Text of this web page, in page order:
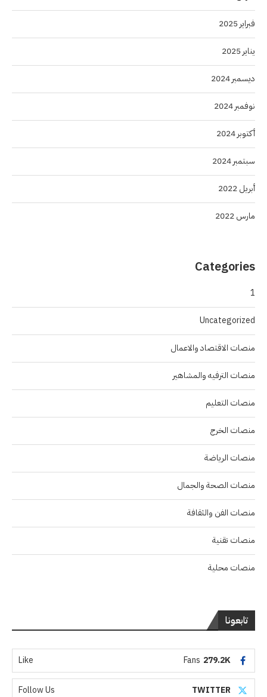
فبراير 2025
يناير 2025
ديسمبر 2024
نوفمبر 2024
أكتوبر 2024
سبتمبر 2024
أبريل 2022
مارس 2022
Categories
1
Uncategorized
منصات الاقتصاد والاعمال
منصات الترفيه والمشاهير
منصات التعليم
منصات الخرج
منصات الرياضة
منصات الصحة والجمال
منصات الفن والثقافة
منصات تقنية
منصات محلية
تابعونا
279.2K
Fans
Like
TWITTER
Follow Us